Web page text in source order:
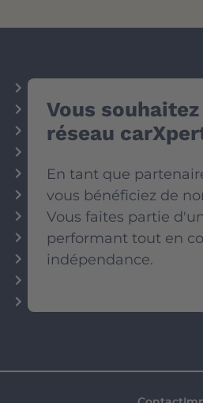
Vous
réseau
En tant que
vous bénéficiez de
Vous faites partie
performant tout en
indépendance.